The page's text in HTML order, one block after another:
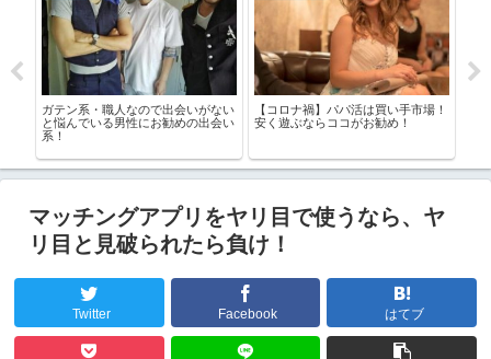
ガテン系・職人なので出会いがない
と悩んでいる男性にお勧めの出会い
系！
【コロナ禍】パパ活は買い手市場！
安く遊ぶならココがお勧め！
マッチングアプリをヤリ目で使うなら、ヤ
リ目と見破られたら負け！
Twitter Facebook はてブ